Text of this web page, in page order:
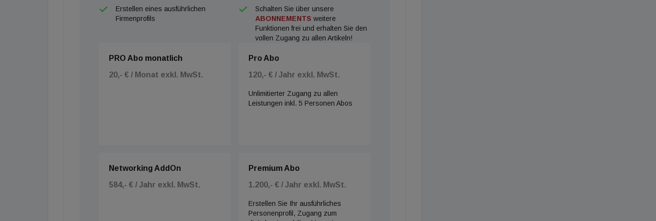
Erstellen eines ausführlichen
Firmenprofils
Schalten Sie über unsere
ABONNEMENTS weitere
Funktionen frei und erhalten Sie den
vollen Zugang zu allen Artikeln!
PRO Abo monatlich
20,- € / Monat exkl. MwSt.
Pro Abo
120,- € / Jahr exkl. MwSt.
Unlimitierter Zugang zu allen
Leistungen inkl. 5 Personen Abos
Networking AddOn
584,- € / Jahr exkl. MwSt.
Premium Abo
1.200,- € / Jahr exkl. MwSt.
Erstellen Sie Ihr ausführliches
Personenprofil, Zugang zum